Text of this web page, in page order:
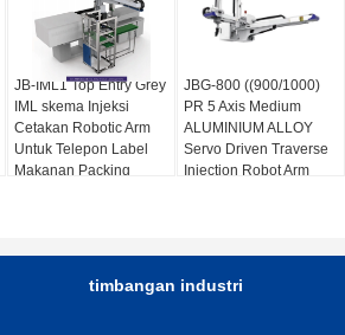
JB-IML1 Top Entry Grey
IML skema Injeksi
Cetakan Robotic Arm
Untuk Telepon Label
Makanan Packing
JBG-800 ((900/1000)
PR 5 Axis Medium
ALUMINIUM ALLOY
Servo Driven Traverse
Injection Robot Arm
timbangan industri